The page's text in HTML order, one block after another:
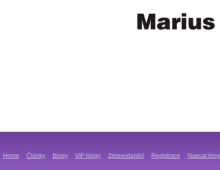
Home Články Blogy VIP blogy Zpravodajství Registrace Napsat blog